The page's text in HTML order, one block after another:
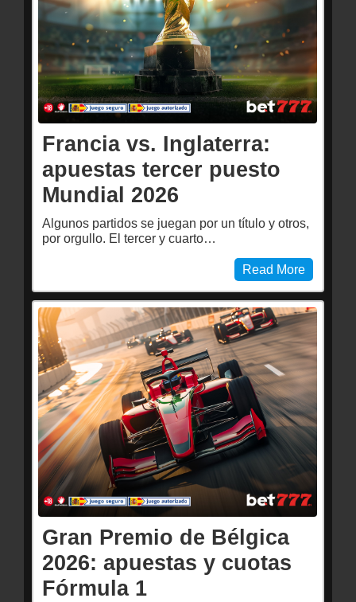
Francia vs. Inglaterra:
apuestas tercer puesto
Mundial 2026
Algunos partidos se juegan por un título y otros,
por orgullo. El tercer y cuarto…
Read More
Gran Premio de Bélgica
2026: apuestas y cuotas
Fórmula 1